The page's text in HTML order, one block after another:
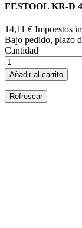
FESTOOL KR-D
14,11 € Impuestos
Bajo pedido, plazo
Cantidad
Añadir al carrito